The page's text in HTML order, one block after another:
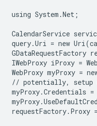
using System.Net;
CalendarService
query.Uri = new
GDataRequestFactory
IWebProxy iProxy =
WebProxy myProxy =
// potentially, setup
myProxy.Credentials